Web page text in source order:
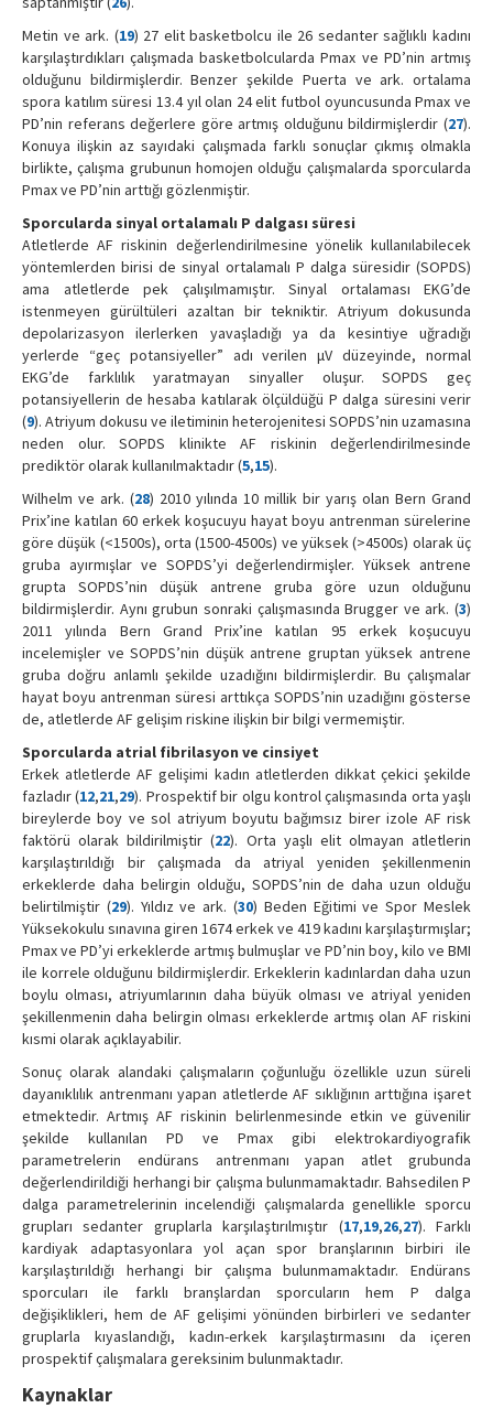
Metin ve ark. (19) 27 elit basketbolcu ile 26 sedanter sağlıklı kadını
karşılaştırdıkları çalışmada basketbolcularda Pmax ve PD’nin artmış
olduğunu bildirmişlerdir. Benzer şekilde Puerta ve ark. ortalama
spora katılım süresi 13.4 yıl olan 24 elit futbol oyuncusunda Pmax ve
PD’nin referans değerlere göre artmış olduğunu bildirmişlerdir (27).
Konuya ilişkin az sayıdaki çalışmada farklı sonuçlar çıkmış olmakla
birlikte, çalışma grubunun homojen olduğu çalışmalarda sporcularda
Pmax ve PD’nin arttığı gözlenmiştir.
Sporcularda sinyal ortalamalı P dalgası süresi
Atletlerde AF riskinin değerlendirilmesine yönelik kullanılabilecek
yöntemlerden birisi de sinyal ortalamalı P dalga süresidir (SOPDS)
ama atletlerde pek çalışılmamıştır. Sinyal ortalaması EKG’de
istenmeyen gürültüleri azaltan bir tekniktir. Atriyum dokusunda
depolarizasyon ilerlerken yavaşladığı ya da kesintiye uğradığı
yerlerde “geç potansiyeller” adı verilen μV düzeyinde, normal
EKG’de farklılık yaratmayan sinyaller oluşur. SOPDS geç
potansiyellerin de hesaba katılarak ölçüldüğü P dalga süresini verir
(9). Atriyum dokusu ve iletiminin heterojenitesi SOPDS’nin uzamasına
neden olur. SOPDS klinikte AF riskinin değerlendirilmesinde
prediktör olarak kullanılmaktadır (5,15).
Wilhelm ve ark. (28) 2010 yılında 10 millik bir yarış olan Bern Grand
Prix’ine katılan 60 erkek koşucuyu hayat boyu antrenman sürelerine
göre düşük (<1500s), orta (1500-4500s) ve yüksek (>4500s) olarak üç
gruba ayırmışlar ve SOPDS’yi değerlendirmişler. Yüksek antrene
grupta SOPDS’nin düşük antrene gruba göre uzun olduğunu
bildirmişlerdir. Aynı grubun sonraki çalışmasında Brugger ve ark. (3)
2011 yılında Bern Grand Prix’ine katılan 95 erkek koşucuyu
incelemişler ve SOPDS’nin düşük antrene gruptan yüksek antrene
gruba doğru anlamlı şekilde uzadığını bildirmişlerdir. Bu çalışmalar
hayat boyu antrenman süresi arttıkça SOPDS’nin uzadığını gösterse
de, atletlerde AF gelişim riskine ilişkin bir bilgi vermemiştir.
Sporcularda atrial fibrilasyon ve cinsiyet
Erkek atletlerde AF gelişimi kadın atletlerden dikkat çekici şekilde
fazladır (12,21,29). Prospektif bir olgu kontrol çalışmasında orta yaşlı
bireylerde boy ve sol atriyum boyutu bağımsız birer izole AF risk
faktörü olarak bildirilmiştir (22). Orta yaşlı elit olmayan atletlerin
karşılaştırıldığı bir çalışmada da atriyal yeniden şekillenmenin
erkeklerde daha belirgin olduğu, SOPDS’nin de daha uzun olduğu
belirtilmiştir (29). Yıldız ve ark. (30) Beden Eğitimi ve Spor Meslek
Yüksekokulu sınavına giren 1674 erkek ve 419 kadını karşılaştırmışlar;
Pmax ve PD’yi erkeklerde artmış bulmuşlar ve PD’nin boy, kilo ve BMI
ile korrele olduğunu bildirmişlerdir. Erkeklerin kadınlardan daha uzun
boylu olması, atriyumlarının daha büyük olması ve atriyal yeniden
şekillenmenin daha belirgin olması erkeklerde artmış olan AF riskini
kısmi olarak açıklayabilir.
Sonuç olarak alandaki çalışmaların çoğunluğu özellikle uzun süreli
dayanıklılık antrenmanı yapan atletlerde AF sıklığının arttığına işaret
etmektedir. Artmış AF riskinin belirlenmesinde etkin ve güvenilir
şekilde kullanılan PD ve Pmax gibi elektrokardiyografik
parametrelerin endürans antrenmanı yapan atlet grubunda
değerlendirildiği herhangi bir çalışma bulunmamaktadır. Bahsedilen P
dalga parametrelerinin incelendiği çalışmalarda genellikle sporcu
grupları sedanter gruplarla karşılaştırılmıştır (17,19,26,27). Farklı
kardiyak adaptasyonlara yol açan spor branşlarının birbiri ile
karşılaştırıldığı herhangi bir çalışma bulunmamaktadır. Endürans
sporcuları ile farklı branşlardan sporcuların hem P dalga
değişiklikleri, hem de AF gelişimi yönünden birbirleri ve sedanter
gruplarla kıyaslandığı, kadın-erkek karşılaştırmasını da içeren
prospektif çalışmalara gereksinim bulunmaktadır.
Kaynaklar